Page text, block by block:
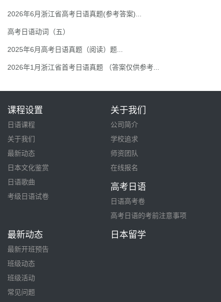
2026年6月浙江省高考日语真题(参考答案)...
高考日语动词（五）
2025年6月高考日语真题（阅读）题...
2026年1月浙江省首考日语真题 （答案仅供参考...
课程设置
日语课程
关于我们
最新动态
日本文化鉴赏
日语歌曲
考级日语试卷
关于我们
公司简介
学校追求
师资团队
在线报名
高考日语
日语高考卷
高考日语的考前注意事项
最新动态
最新开班预告
班级动态
班级活动
常见问题
日本留学